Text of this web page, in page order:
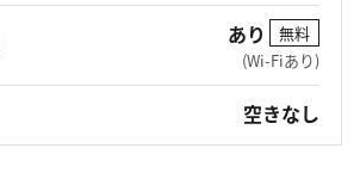
あり
無料
(Wi-Fiあり)
空きなし